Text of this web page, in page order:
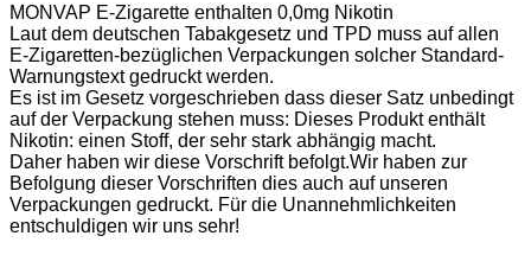
MONVAP E-Zigarette enthalten 0,0mg Nikotin
Laut dem deutschen Tabakgesetz und TPD muss auf allen
E-Zigaretten-bezüglichen Verpackungen solcher Standard-
Warnungstext gedruckt werden.
Es ist im Gesetz vorgeschrieben dass dieser Satz unbedingt
auf der Verpackung stehen muss: Dieses Produkt enthält
Nikotin: einen Stoff, der sehr stark abhängig macht.
Daher haben wir diese Vorschrift befolgt.Wir haben zur
Befolgung dieser Vorschriften dies auch auf unseren
Verpackungen gedruckt. Für die Unannehmlichkeiten
entschuldigen wir uns sehr!